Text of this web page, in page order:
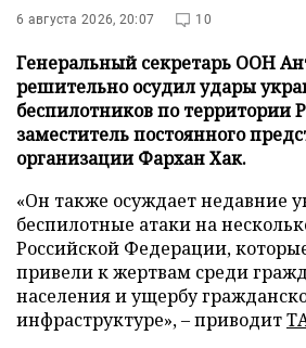
6 августа 2026, 20:07 10
Генеральный секретарь ООН
решительно осудил удары
беспилотников по территории
заместитель постоянного
организации Фархан Хак.
«Он также осуждает недавние
беспилотные атаки на
Российской Федерации,
привели к жертвам среди
населения и ущербу
инфраструктуре», – приводит